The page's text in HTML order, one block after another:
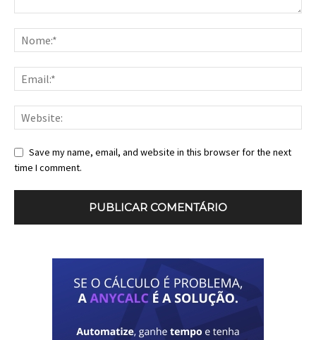
Save my name, email, and website in this browser for the next
time I comment.